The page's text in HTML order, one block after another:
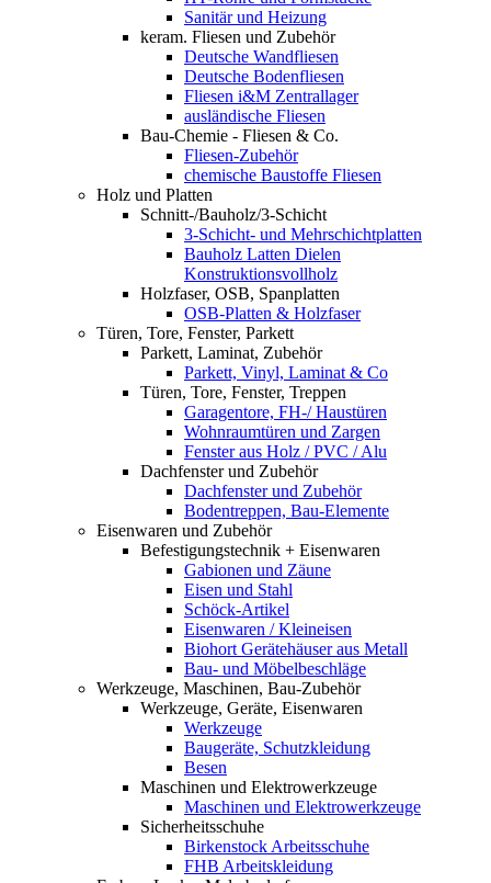
Sanitär und Heizung
keram. Fliesen und Zubehör
Deutsche Wandfliesen
Deutsche Bodenfliesen
Fliesen i&M Zentrallager
ausländische Fliesen
Bau-Chemie - Fliesen & Co.
Fliesen-Zubehör
chemische Baustoffe Fliesen
Holz und Platten
Schnitt-/Bauholz/3-Schicht
3-Schicht- und Mehrschichtplatten
Bauholz Latten Dielen
Konstruktionsvollholz
Holzfaser, OSB, Spanplatten
OSB-Platten & Holzfaser
Türen, Tore, Fenster, Parkett
Parkett, Laminat, Zubehör
Parkett, Vinyl, Laminat & Co
Türen, Tore, Fenster, Treppen
Garagentore, FH-/ Haustüren
Wohnraumtüren und Zargen
Fenster aus Holz / PVC / Alu
Dachfenster und Zubehör
Dachfenster und Zubehör
Bodentreppen, Bau-Elemente
Eisenwaren und Zubehör
Befestigungstechnik + Eisenwaren
Gabionen und Zäune
Eisen und Stahl
Schöck-Artikel
Eisenwaren / Kleineisen
Biohort Gerätehäuser aus Metall
Bau- und Möbelbeschläge
Werkzeuge, Maschinen, Bau-Zubehör
Werkzeuge, Geräte, Eisenwaren
Werkzeuge
Baugeräte, Schutzkleidung
Besen
Maschinen und Elektrowerkzeuge
Maschinen und Elektrowerkzeuge
Sicherheitsschuhe
Birkenstock Arbeitsschuhe
FHB Arbeitskleidung